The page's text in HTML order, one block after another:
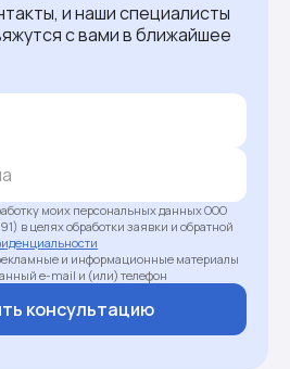
и наши специалисты
с вами в ближайшее
моих персональных данных ООО
в целях обработки заявки и обратной
и информационные материалы
e-mail и (или) телефон
консультацию